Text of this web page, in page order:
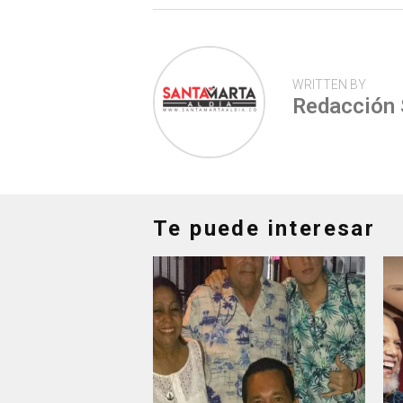
WRITTEN BY
Redacción
Te puede interesar